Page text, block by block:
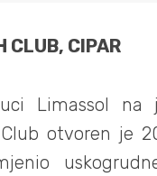
CLUB, CIPAR
Limassol na
otvoren je